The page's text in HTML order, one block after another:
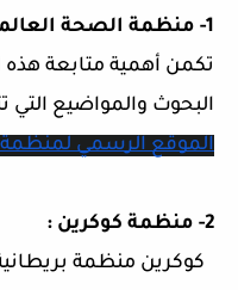
1- منظمة الصحة العالمية :
تكمن أهمية متابعة
البحوث والمواضيع التي
الموقع الرسمي لمنظمة
2- منظمة كوكرين :
كوكرين منظمة